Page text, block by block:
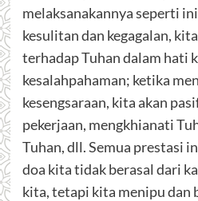
melaksanakannya seperti
kesulitan dan kegagalan,
terhadap Tuhan dalam hati
kesalahpahaman; ketika
kesengsaraan, kita akan
pekerjaan, mengkhianati
Tuhan, dll. Semua prestasi
doa kita tidak berasal dari
kita, tetapi kita menipu dan